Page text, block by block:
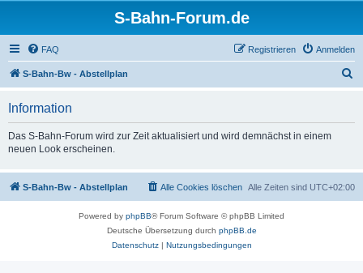
S-Bahn-Forum.de
FAQ Anmelden
Registrieren
S-Bahn-Bw - Abstellplan
Information
Das S-Bahn-Forum wird zur Zeit aktualisiert und wird demnächst in einem
neuen Look erscheinen.
S-Bahn-Bw - Abstellplan Alle Zeiten sind UTC+02:00
Alle Cookies löschen
Powered by phpBB® Forum Software © phpBB Limited
Deutsche Übersetzung durch phpBB.de
Datenschutz| Nutzungsbedingungen